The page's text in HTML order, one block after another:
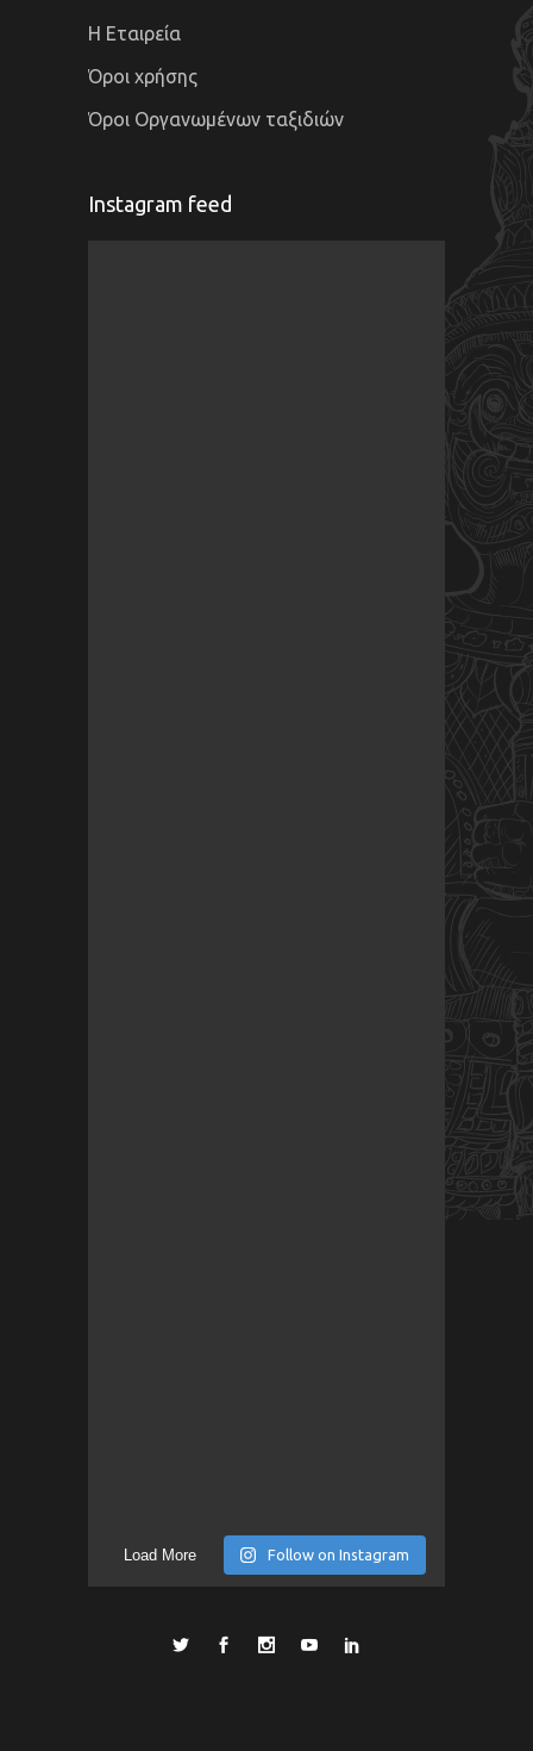
Η Εταιρεία
Όροι χρήσης
Όροι Οργανωμένων ταξιδιών
Instagram feed
Load More Follow on Instagram